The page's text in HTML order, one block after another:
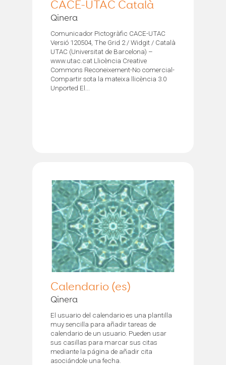
CACE-UTAC Català
Qinera
Comunicador Pictogràfic CACE-UTAC
Versió 120504, The Grid 2 / Widgit / Català
UTAC (Universitat de Barcelona) –
www.utac.cat Llicència Creative
Commons Reconeixement-No comercial-
Compartir sota la mateixa llicència 3.0
Unported El...
Calendario (es)
Qinera
El usuario del calendario es una plantilla
muy sencilla para añadir tareas de
calendario de un usuario. Pueden usar
sus casillas para marcar sus citas
mediante la página de añadir cita
asociándole una fecha.